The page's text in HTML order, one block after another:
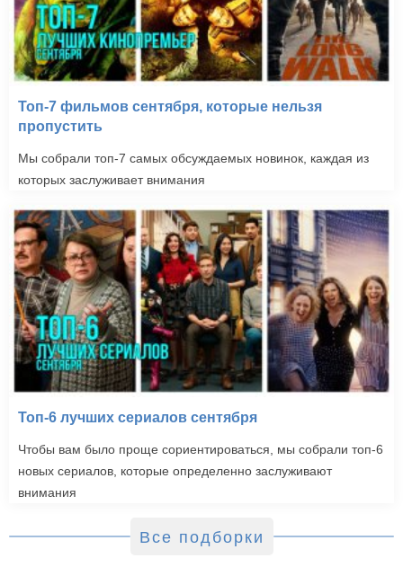
Топ-7 фильмов сентября, которые нельзя
пропустить
Мы собрали топ-7 самых обсуждаемых новинок, каждая из
которых заслуживает внимания
Топ-6 лучших сериалов сентября
Чтобы вам было проще сориентироваться, мы собрали топ-6
новых сериалов, которые определенно заслуживают
внимания
Все подборки